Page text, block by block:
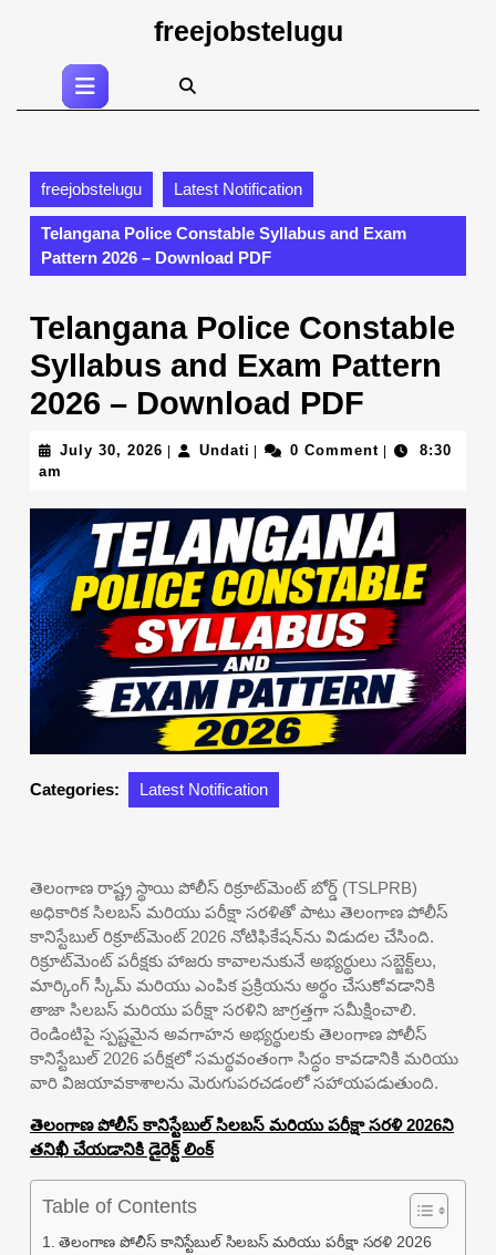
to
freejobstelugu
Open
Button
freejobstelugu Latest Notification
Telangana Police Constable Syllabus and Exam
Pattern 2026 – Download PDF
Telangana Police Constable
Syllabus and Exam Pattern
2026 – Download PDF
July 30, 2026 July Undati Undati0 Comment
8:30
am
Categories: Latest Notification
తెలంగాణ రాష్ట్ర స్థాయి పోలీస్ రిక్రూట్‌మెంట్ బోర్డ్ (TSLPRB)
అధికారిక సిలబస్ మరియు పరీక్షా సరళితో పాటు తెలంగాణ పోలీస్
కానిస్టేబుల్ రిక్రూట్‌మెంట్ 2026 నోటిఫికేషన్‌ను విడుదల చేసింది.
రిక్రూట్‌మెంట్ పరీక్షకు హాజరు కావాలనుకునే అభ్యర్థులు సబ్జెక్ట్‌లు,
మార్కింగ్ స్కీమ్ మరియు ఎంపిక ప్రక్రియను అర్థం చేసుకోవడానికి
తాజా సిలబస్ మరియు పరీక్షా సరళిని జాగ్రత్తగా సమీక్షించాలి.
రెండింటిపై స్పష్టమైన అవగాహన అభ్యర్థులకు తెలంగాణ పోలీస్
కానిస్టేబుల్ 2026 పరీక్షలో సమర్థవంతంగా సిద్ధం కావడానికి మరియు
వారి విజయావకాశాలను మెరుగుపరచడంలో సహాయపడుతుంది.
తెలంగాణ పోలీస్ కానిస్టేబుల్ సిలబస్ మరియు పరీక్షా సరళి 2026ని
తనిఖీ చేయడానికి డైరెక్ట్ లింక్
Table of Contents
తెలంగాణ పోలీస్ కానిస్టేబుల్ సిలబస్ మరియు పరీక్షా సరళి 2026